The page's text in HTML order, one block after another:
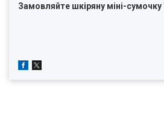
Замовляйте шкіряну міні-